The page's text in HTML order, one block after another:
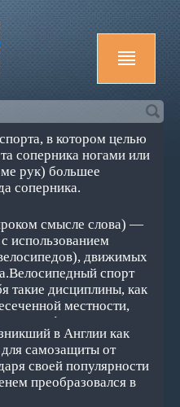
в котором целью
соперника ногами или
рук) большее
соперника.
смысле слова) —
использованием
движимых
спорт
такие дисциплины, как
местности,
в фигурной езде и
велополо и велобол и
в Англии как
самозащиты от
своей популярности
преобразовался в